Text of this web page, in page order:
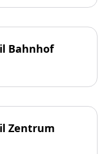
Bahnhof
Zentrum